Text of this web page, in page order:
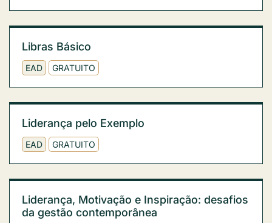
Libras Básico
EAD GRATUITO
Liderança pelo Exemplo
EAD GRATUITO
Liderança, Motivação e Inspiração: desafios
da gestão contemporânea